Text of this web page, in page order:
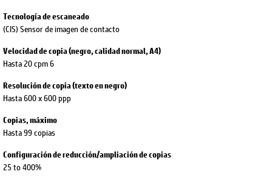
Tecnología de escaneado
(CIS) Sensor de imagen de contacto
Velocidad de copia (negro, calidad normal, A4)
Hasta 20 cpm 6
Resolución de copia (texto en negro)
Hasta 600 x 600 ppp
Copias, máximo
Hasta 99 copias
Configuración de reducción/ampliación de copias
25 to 400%